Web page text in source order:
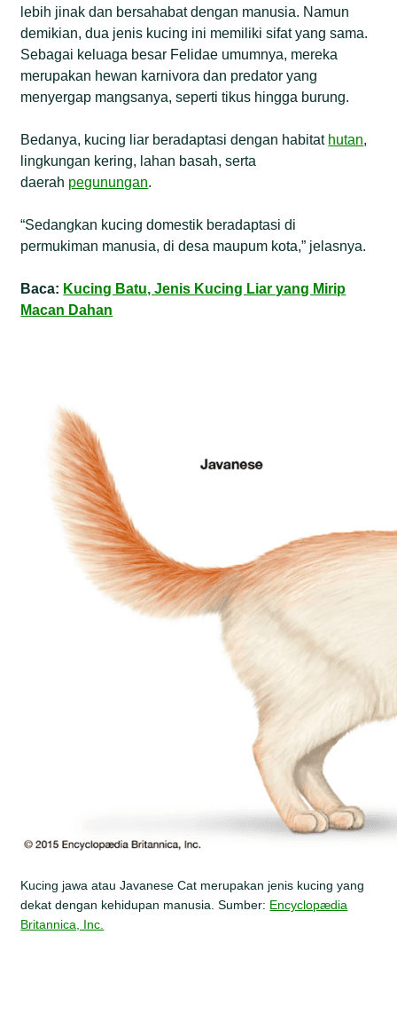
lebih jinak dan bersahabat dengan manusia. Namun
demikian, dua jenis kucing ini memiliki sifat yang sama.
Sebagai keluaga besar Felidae umumnya, mereka
merupakan hewan karnivora dan predator yang
menyergap mangsanya, seperti tikus hingga burung.
Bedanya, kucing liar beradaptasi dengan habitat hutan,
lingkungan kering, lahan basah, serta
daerah pegunungan.
“Sedangkan kucing domestik beradaptasi di
permukiman manusia, di desa maupum kota,” jelasnya.
Baca: Kucing Batu, Jenis Kucing Liar yang Mirip
Macan Dahan
Kucing jawa atau Javanese Cat merupakan jenis kucing yang
dekat dengan kehidupan manusia. Sumber: Encyclopædia
Britannica, Inc.